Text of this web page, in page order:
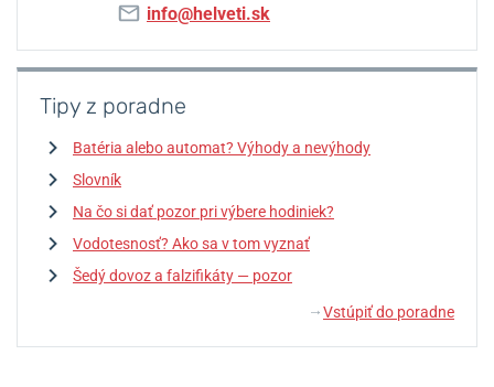
info@helveti.sk
Tipy z poradne
Batéria alebo automat? Výhody a nevýhody
Slovník
Na čo si dať pozor pri výbere hodiniek?
Vodotesnosť? Ako sa v tom vyznať
Šedý dovoz a falzifikáty — pozor
↓ Vstúpiť do poradne